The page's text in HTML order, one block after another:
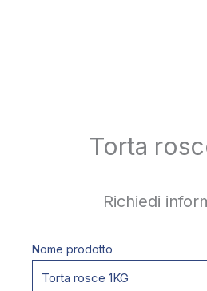
Torta
Richiedi
Nome prodotto